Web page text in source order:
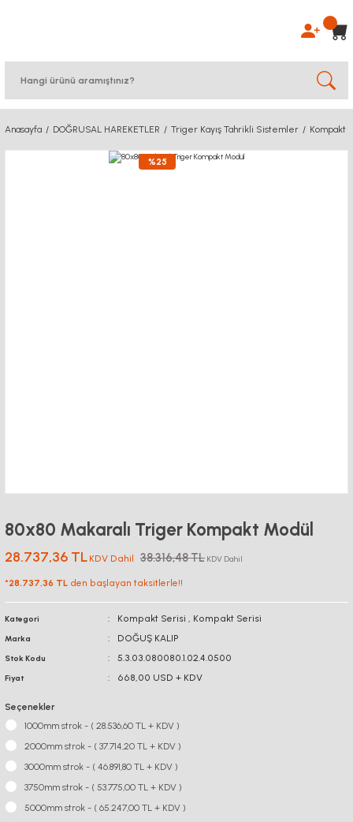
Anasayfa DOĞRUSAL HAREKETLER Triger Kayış Tahrikli Sistemler Kompakt
%25
80x80 Makaralı Triger Kompakt Modül
28.737,36 TL KDV Dahil 38.316,48 TL KDV Dahil
*28.737,36 TL den başlayan taksitlerle!!
Kategori Kompakt Serisi , Kompakt Serisi
Marka DOĞUŞ KALIP
Stok Kodu 5.3.03.080080.1.02.4.0500
Fiyat 668,00 USD + KDV
Seçenekler
1000mm strok - ( 28.536,60 TL + KDV )
2000mm strok - ( 37.714,20 TL + KDV )
3000mm strok - ( 46.891,80 TL + KDV )
3750mm strok - ( 53.775,00 TL + KDV )
5000mm strok - ( 65.247,00 TL + KDV )